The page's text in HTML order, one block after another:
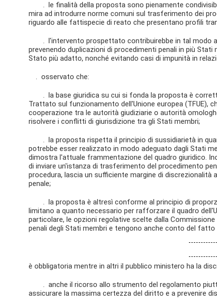
. le finalità della proposta sono pienamente
mira ad introdurre norme comuni sul trasferimento dei
riguardo alle fattispecie di reato che presentano profili
. l'intervento prospettato contribuirebbe in tal modo
prevenendo duplicazioni di procedimenti penali in più
Stato più adatto, nonché evitando casi di impunità in
. osservato che:
. la base giuridica su cui si fonda la proposta è
Trattato sul funzionamento dell'Unione europea (TFUE),
cooperazione tra le autorità giudiziarie o autorità
risolvere i conflitti di giurisdizione tra gli Stati membri;
. la proposta rispetta il principio di sussidiarietà in
potrebbe esser realizzato in modo adeguato dagli Stati
dimostra l'attuale frammentazione del quadro giuridico.
di inviare un'istanza di trasferimento del procedimento
procedura, lascia un sufficiente margine di
penale;
. la proposta è altresì conforme al principio di
limitano a quanto necessario per rafforzare il quadro
particolare, le opzioni regolative scelte dalla
penali degli Stati membri e tengono anche conto del
è obbligatoria mentre in altri il pubblico ministero ha la
. anche il ricorso allo strumento del regolamento
assicurare la massima certezza del diritto e a prevenire